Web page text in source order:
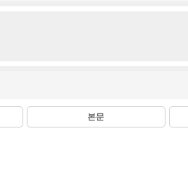
본문